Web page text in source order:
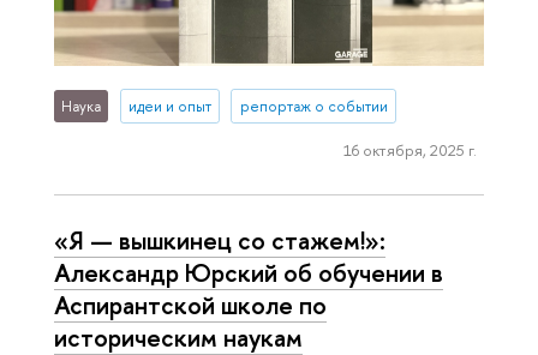
Наука идеи и опыт репортаж о событии
16 октября, 2025 г.
«Я — вышкинец со стажем!»:
Александр Юрский об обучении в
Аспирантской школе по
историческим наукам